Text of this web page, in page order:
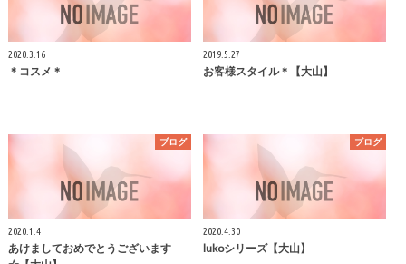
2020.3.16
＊コスメ＊
2019.5.27
お客様スタイル＊【大山】
ブログ
2020.1.4
あけましておめでとうございます
ブログ
2020.4.30
lukoシリーズ【大山】